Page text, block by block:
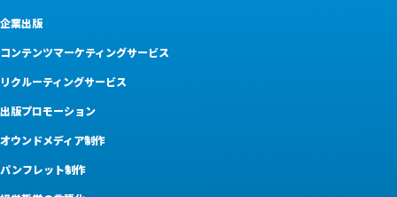
企業出版
コンテンツマーケティングサービス
リクルーティングサービス
出版プロモーション
オウンドメディア制作
パンフレット制作